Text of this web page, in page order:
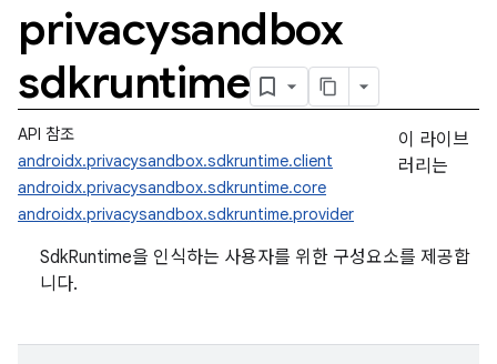
privacysandbox
sdkruntime
API 참조
androidx.privacysandbox.sdkruntime.client
androidx.privacysandbox.sdkruntime.core
androidx.privacysandbox.sdkruntime.provider
이 라이브
러리는
SdkRuntime을 인식하는 사용자를 위한 구성요소를 제공합
니다.